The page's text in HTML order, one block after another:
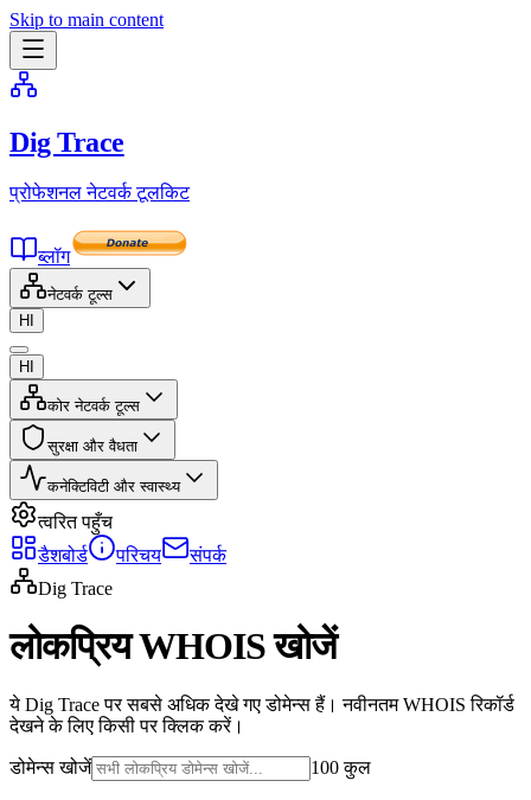
Skip to main content
Dig Trace
प्रोफेशनल नेटवर्क टूलकिट
ब्लॉग
नेटवर्क टूल्स
HI
HI
कोर नेटवर्क टूल्स
सुरक्षा और वैधता
कनेक्टिविटी और स्वास्थ्य
त्वरित पहुँच
डैशबोर्ड
परिचय
संपर्क
Dig Trace
लोकप्रिय WHOIS खोजें
ये Dig Trace पर सबसे अधिक देखे गए डोमेन्स हैं। नवीनतम WHOIS रिकॉर्ड
देखने के लिए किसी पर क्लिक करें।
डोमेन्स खोजें 100 कुल